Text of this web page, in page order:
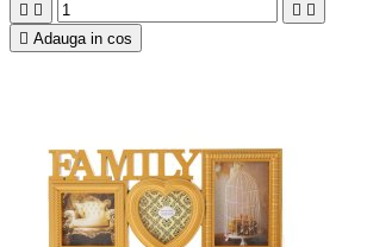
   
 Adauga in cos